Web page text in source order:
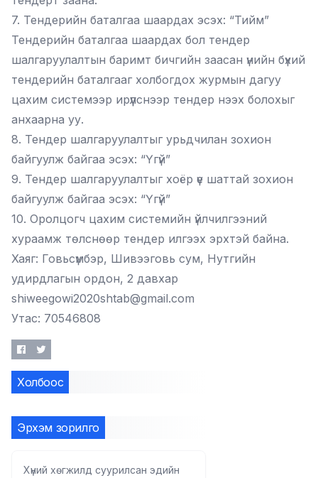
7. Тендерийн баталгаа шаардах эсэх: “Тийм”
Тендерийн баталгаа шаардах бол тендер
шалгаруулалтын баримт бичгийн заасан үнийн бүхий
тендерийн баталгааг холбогдох журмын дагуу
цахим системээр ирүүлснээр тендер нээх болохыг
анхаарна уу.
8. Тендер шалгаруулалтыг урьдчилан зохион
байгуулж байгаа эсэх: “Үгүй”
9. Тендер шалгаруулалтыг хоёр үе шаттай зохион
байгуулж байгаа эсэх: “Үгүй”
10. Оролцогч цахим системийн үйлчилгээний
хураамж төлснөөр тендер илгээх эрхтэй байна.
Хаяг: Говьсүмбэр, Шивээговь сум, Нутгийн
удирдлагын ордон, 2 давхар
shiweegowi2020shtab@gmail.com
Утас: 70546808
Холбоос
Эрхэм зорилго
Хүний хөгжилд суурилсан эдийн